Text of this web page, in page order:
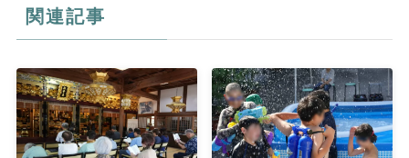
関連記事